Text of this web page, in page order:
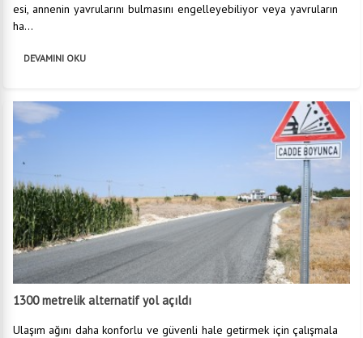
esi, annenin yavrularını bulmasını engelleyebiliyor veya yavruların
ha...
DEVAMINI OKU
1300 metrelik alternatif yol açıldı
Ulaşım ağını daha konforlu ve güvenli hale getirmek için çalışmala